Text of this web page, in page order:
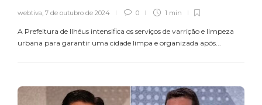
webtiva, 7 de outubro de 2024 0 1 min
A Prefeitura de Ilhéus intensifica os serviços de varrição e limpeza
urbana para garantir uma cidade limpa e organizada após...